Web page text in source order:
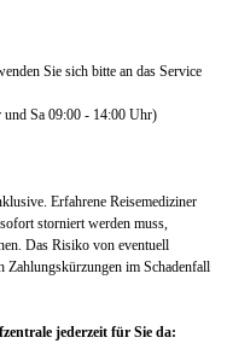
Sie sich bitte an das Service
Sa 09:00 - 14:00 Uhr)
Erfahrene Reisemediziner
storniert werden muss,
Das Risiko von eventuell
Zahlungskürzungen im Schadenfall
jederzeit für Sie da: